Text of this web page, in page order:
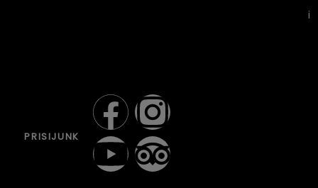
i
PRISIJUNK